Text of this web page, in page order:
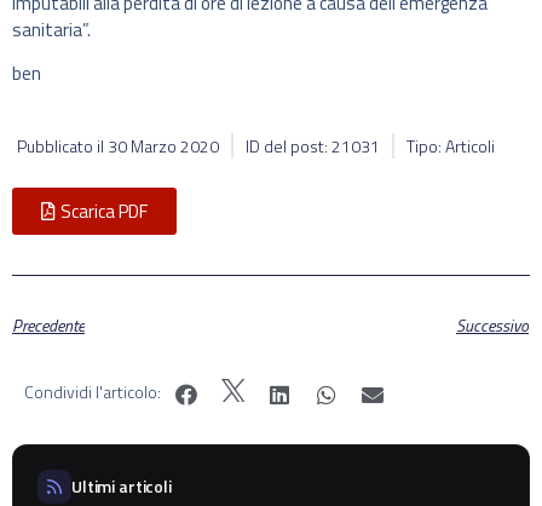
sanitaria”.
ben
Pubblicato il 30 Marzo 2020 ID del post: 21031 Tipo: Articoli
Scarica PDF
Precedente Successivo
Condividi l'articolo:
Ultimi articoli